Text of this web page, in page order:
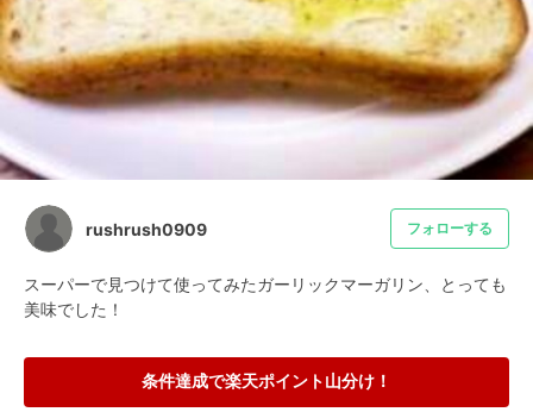
rushrush0909 フォローする
スーパーで見つけて使ってみたガーリックマーガリン、とっても
美味でした！
条件達成で楽天ポイント山分け！